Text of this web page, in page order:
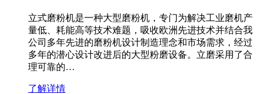
立式磨粉机是一种大型磨粉机，专门为解决工业磨机产
量低、耗能高等技术难题，吸收欧洲先进技术并结合我
公司多年先进的磨粉机设计制造理念和市场需求，经过
多年的潜心设计改进后的大型粉磨设备。立磨采用了合
理可靠的…
了解详情